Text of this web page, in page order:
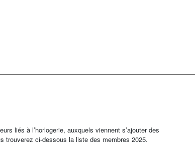
liés à l’horlogerie, auxquels viennent s’ajouter des
trouverez ci-dessous la liste des membres 2025.